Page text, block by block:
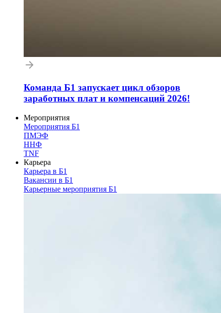
Команда Б1 запускает цикл обзоров
заработных плат и компенсаций 2026!
Мероприятия
Мероприятия Б1
ПМЭФ
ННФ
TNF
Карьера
Карьера в Б1
Вакансии в Б1
Карьерные мероприятия Б1